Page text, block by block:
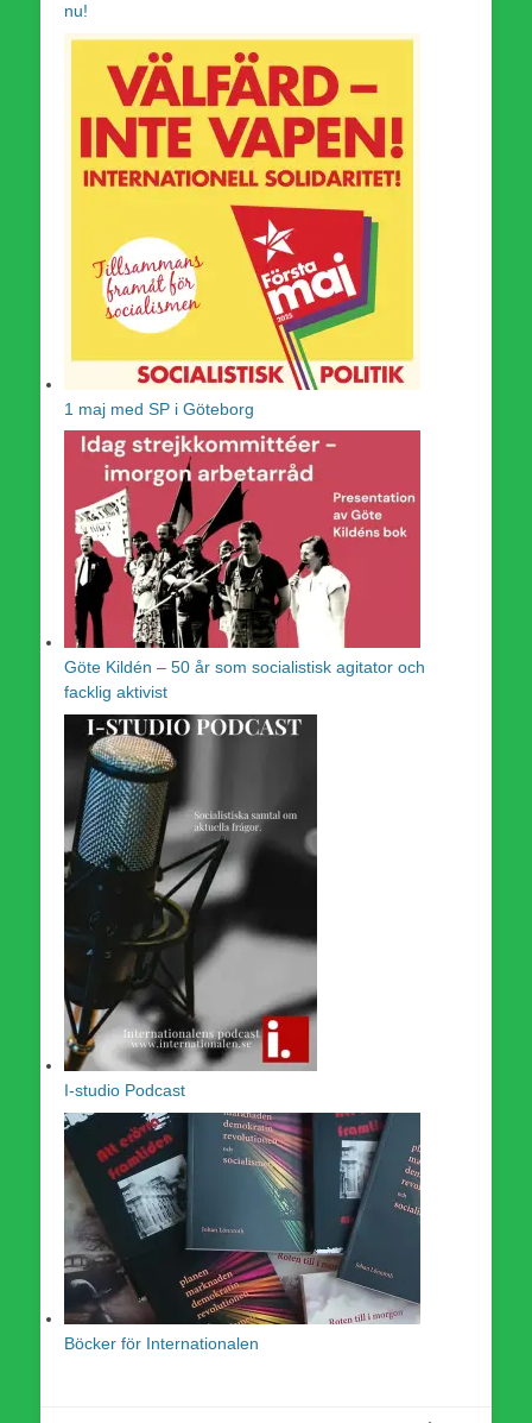
nu!
1 maj med SP i Göteborg
Göte Kildén – 50 år som socialistisk agitator och
facklig aktivist
I-studio Podcast
Böcker för Internationalen